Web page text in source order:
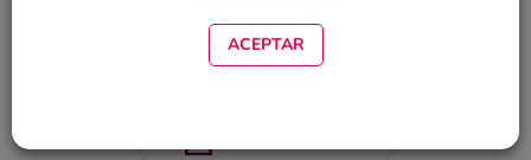
INICIAR SESIÓN
ACEPTAR